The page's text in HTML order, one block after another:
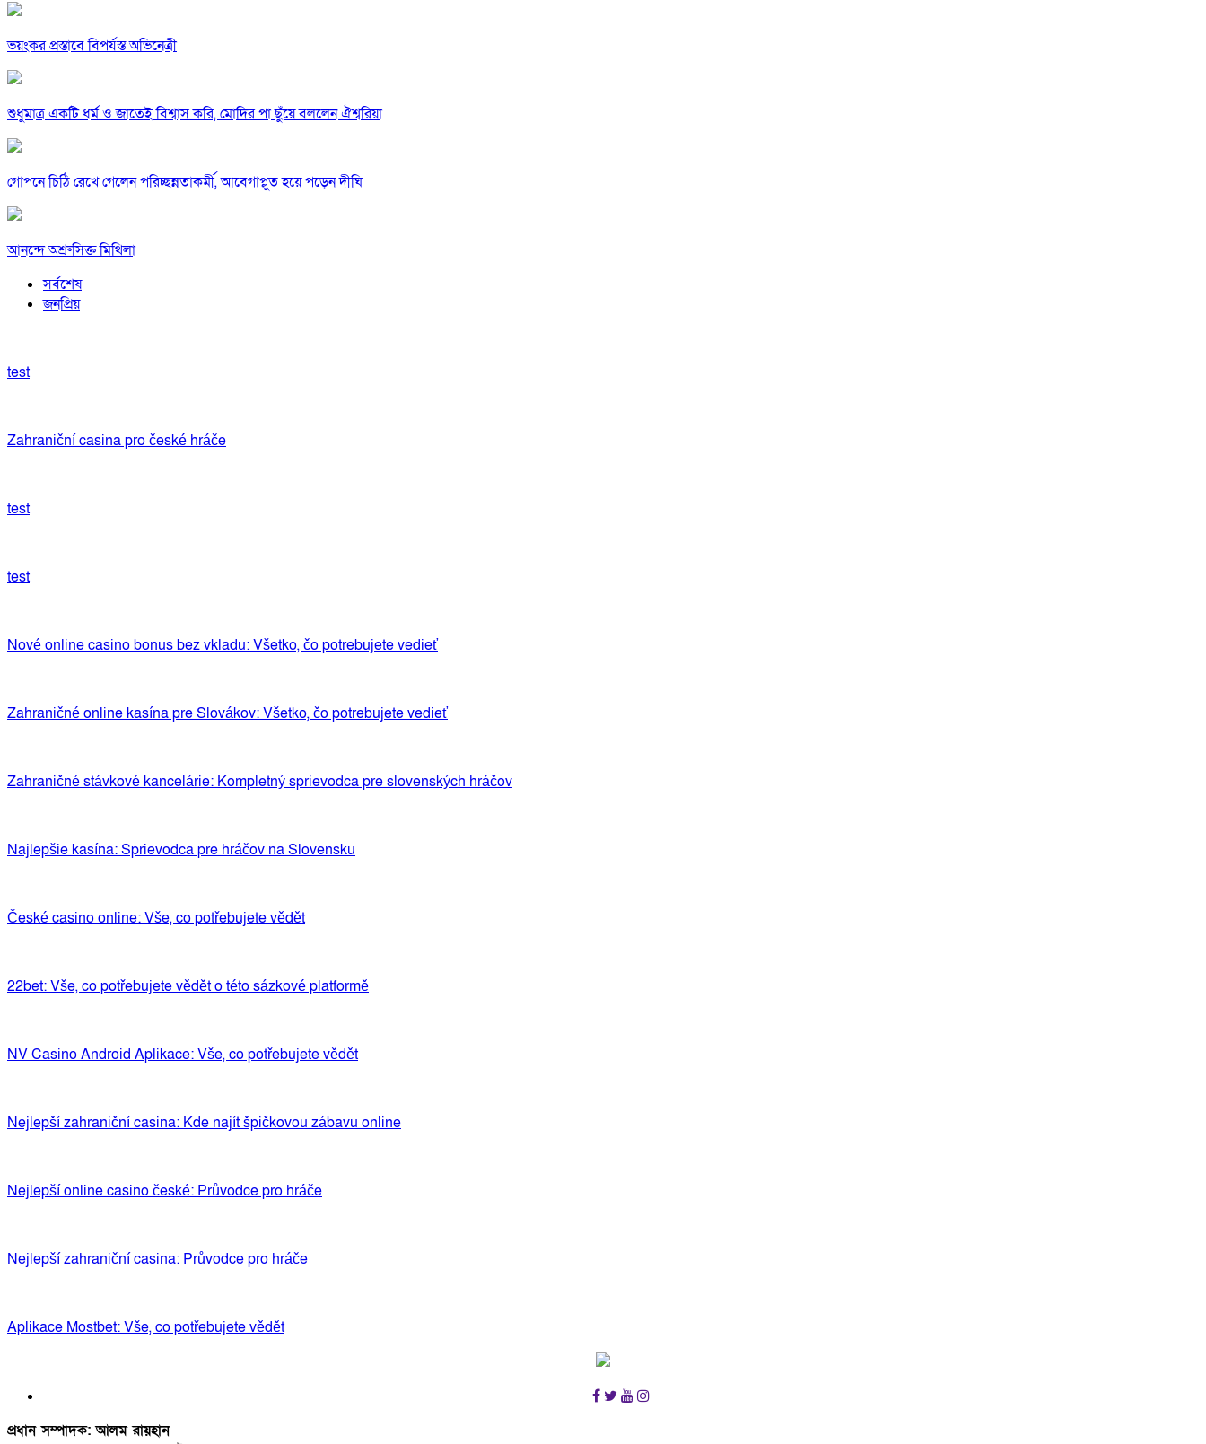
ভয়ংকর প্রস্তাবে বিপর্যস্ত অভিনেত্রী
শুধুমাত্র একটি ধর্ম ও জাতেই বিশ্বাস করি, মোদির পা ছুঁয়ে বললেন ঐশ্বরিয়া
গোপনে চিঠি রেখে গেলেন পরিচ্ছন্নতাকর্মী, আবেগাপ্লুত হয়ে পড়েন দীঘি
আনন্দে অশ্রুসিক্ত মিথিলা
সর্বশেষ
জনপ্রিয়
test
Zahraniční casina pro české hráče
test
test
Nové online casino bonus bez vkladu: Všetko, čo potrebujete vedieť
Zahraničné online kasína pre Slovákov: Všetko, čo potrebujete vedieť
Zahraničné stávkové kancelárie: Kompletný sprievodca pre slovenských hráčov
Najlepšie kasína: Sprievodca pre hráčov na Slovensku
České casino online: Vše, co potřebujete vědět
22bet: Vše, co potřebujete vědět o této sázkové platformě
NV Casino Android Aplikace: Vše, co potřebujete vědět
Nejlepší zahraniční casina: Kde najít špičkovou zábavu online
Nejlepší online casino české: Průvodce pro hráče
Nejlepší zahraniční casina: Průvodce pro hráče
Aplikace Mostbet: Vše, co potřebujete vědět
প্রধান সম্পাদক: আলম রায়হান